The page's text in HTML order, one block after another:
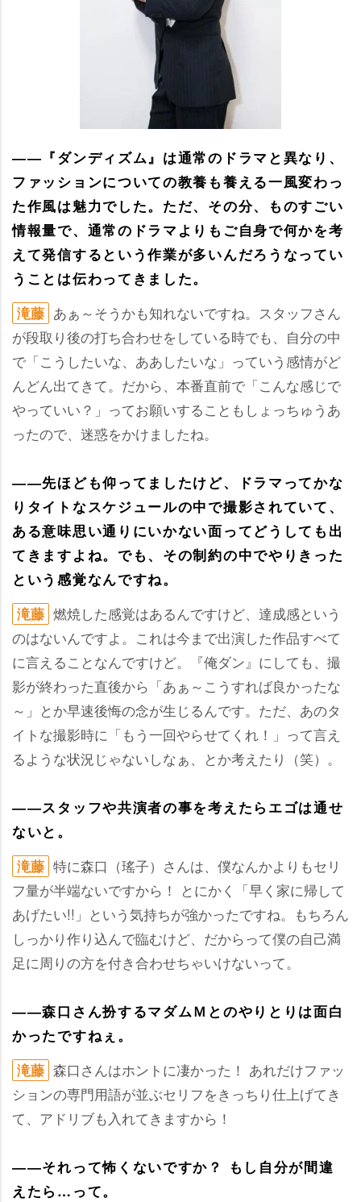
――『ダンディズム』は通常のドラマと異なり、
ファッションについての教養も養える一風変わっ
た作風は魅力でした。ただ、その分、ものすごい
情報量で、通常のドラマよりもご自身で何かを考
えて発信するという作業が多いんだろうなってい
うことは伝わってきました。
滝藤 あぁ～そうかも知れないですね。スタッフさん
が段取り後の打ち合わせをしている時でも、自分の中
で「こうしたいな、ああしたいな」っていう感情がど
んどん出てきて。だから、本番直前で「こんな感じで
っていい？」ってお願いすることもしょっちゅうあ
ったので、迷惑をかけましたね。
――先ほども仰ってましたけど、ドラマってかな
りタイトなスケジュールの中で撮影されていて、
ある意味思い通りにいかない面ってどうしても出
てきますよね。でも、その制約の中でやりきった
という感覚なんですね。
滝藤 燃焼した感覚はあるんですけど、達成感という
のはないんですよ。これは今まで出演した作品すべて
に言えることなんですけど。『俺ダン』にしても、撮
影が終わった直後から「あぁ～こうすれば良かったな
～」とか早速後悔の念が生じるんです。ただ、あのタ
イトな撮影時に「もう一回やらせてくれ！」って言え
るような状況じゃないしなぁ、とか考えたり（笑）。
――スタッフや共演者の事を考えたらエゴは通せ
ないと。
滝藤 特に森口（瑤子）さんは、僕なんかよりもセリ
フ量が半端ないですから！ とにかく「早く家に帰して
あげたい!!」という気持ちが強かったですね。もちろん
しっかり作り込んで臨むけど、だからって僕の自己満
足に周りの方を付き合わせちゃいけないって。
――森口さん扮するマダムＭとのやりとりは面白
かったですねぇ。
滝藤 森口さんはホントに凄かった！ あれだけファッ
ションの専門用語が並ぶセリフをきっちり仕上げてき
て、アドリブも入れてきますから！
――それって怖くないですか？ もし自分が間違
えたら…って。